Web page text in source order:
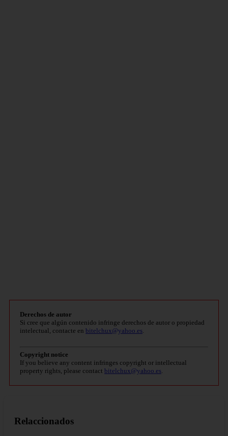
Derechos de autor
Si cree que algún contenido infringe derechos de autor o propiedad
intelectual, contacte en bitelchux@yahoo.es.
Copyright notice
If you believe any content infringes copyright or intellectual
property rights, please contact bitelchux@yahoo.es.
Relaccionados